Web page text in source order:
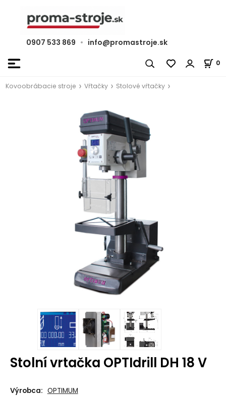
0907 533 869 • info@promastroje.sk
0
Kovoobrábacie stroje Vŕtačky Stolové vŕtačky
Stolní vrtačka OPTIdrill DH 18 V
Výrobca: OPTIMUM